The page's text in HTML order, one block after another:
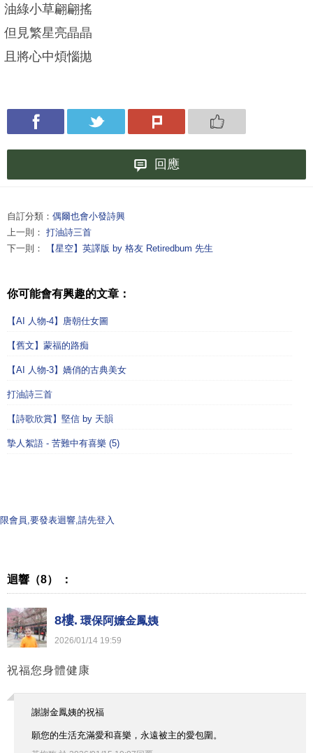
油綠小草翩翩搖
但見繁星亮晶晶
且將心中煩惱拋
回應
自訂分類： 偶爾也會小發詩興
上一則： 打油詩三首
下一則：
【星空】英譯版 by 格友 Retiredbum 先生
你可能會有興趣的文章：
【AI 人物-4】唐朝仕女圖
【舊文】蒙福的路痴
【AI 人物-3】嬌俏的古典美女
打油詩三首
【詩歌欣賞】堅信 by 天韻
摯人絮語 - 苦難中有喜樂 (5)
限會員,要發表迴響,請先登入
迴響（8） ：
8樓. 環保阿嬤金鳳姨
2026/01/14 19:59
祝福您身體健康
謝謝金鳳姨的祝福
願您的生活充滿愛和喜樂，永遠被主的愛包圍。